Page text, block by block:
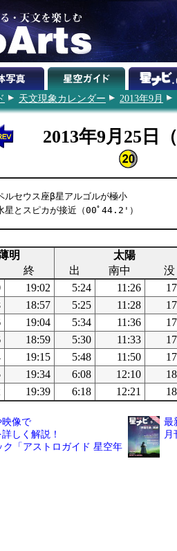
天文現象カレンダー 2013年9月
2013年9月25日
ルセウス座β星アルゴルが極小
星とスピカが接近（00ﾟ44.2'）
明
太陽
終 出 南中
没
19:02 5:24 11:26
18:57 5:25 11:28
19:04 5:34 11:36
18:59 5:30 11:33
19:15 5:48 11:50
19:34 6:08 12:10
19:39 6:18 12:21
映像で
しく解説！
ク「アストロガイド 星空年
最
月